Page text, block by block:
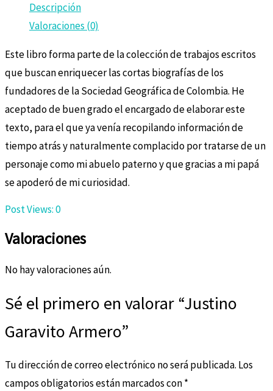
Descripción
Valoraciones (0)
Este libro forma parte de la colección de trabajos escritos
que buscan enriquecer las cortas biografías de los
fundadores de la Sociedad Geográfica de Colombia. He
aceptado de buen grado el encargado de elaborar este
texto, para el que ya venía recopilando información de
tiempo atrás y naturalmente complacido por tratarse de un
personaje como mi abuelo paterno y que gracias a mi papá
se apoderó de mi curiosidad.
Post Views:0
Valoraciones
No hay valoraciones aún.
Sé el primero en valorar “Justino
Garavito Armero”
Tu dirección de correo electrónico no será publicada. Los
campos obligatorios están marcados con*